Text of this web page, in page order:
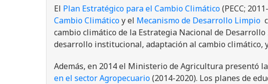
El Plan Estratégico para el Cambio Climático(PECC;
Cambio Climáticoy el Mecanismo de Desarrollo Limpio
cambio climático de la Estrategia Nacional de
desarrollo institucional, adaptación al cambio climático,
Además, en 2014 el Ministerio de Agricultura presentó la
en el sector Agropecuario(2014-2020). Los planes de